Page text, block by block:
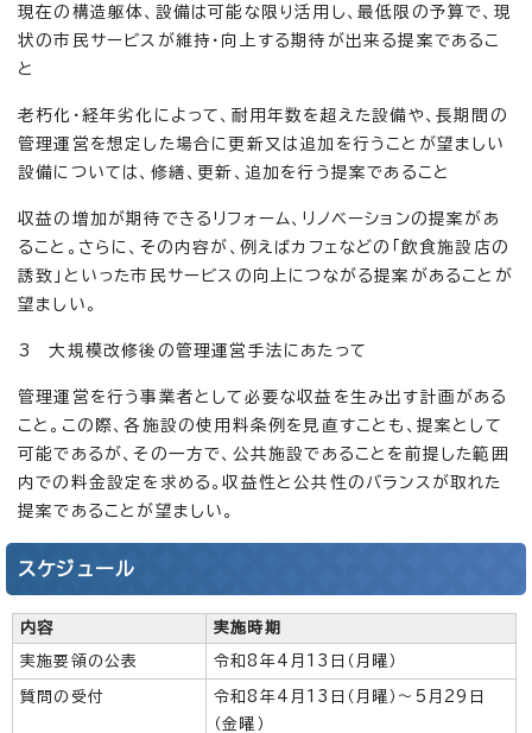
現在の構造躯体、設備は可能な限り活用し、最低限の予算で、現
状の市民サービスが維持・向上する期待が出来る提案であるこ
と
老朽化・経年劣化によって、耐用年数を超えた設備や、長期間の
管理運営を想定した場合に更新又は追加を行うことが望ましい
設備については、修繕、更新、追加を行う提案であること
収益の増加が期待できるリフォーム、リノベーションの提案があ
ること。さらに、その内容が、例えばカフェなどの「飲食施設店の
誘致」といった市民サービスの向上につながる提案があることが
望ましい。
3 大規模改修後の管理運営手法にあたって
管理運営を行う事業者として必要な収益を生み出す計画がある
こと。この際、各施設の使用料条例を見直すことも、提案として
可能であるが、その一方で、公共施設であることを前提した範囲
内での料金設定を求める。収益性と公共性のバランスが取れた
提案であることが望ましい。
スケジュール
内容 実施時期
実施要領の公表 令和8年4月13日（月曜）
質問の受付
令和8年4月13日（月曜）～5月29日
（金曜）